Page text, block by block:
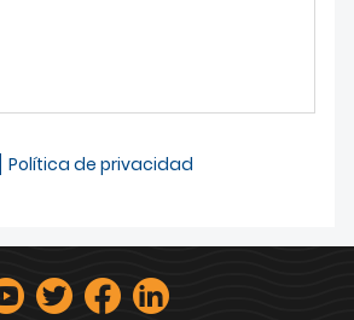
Política de privacidad